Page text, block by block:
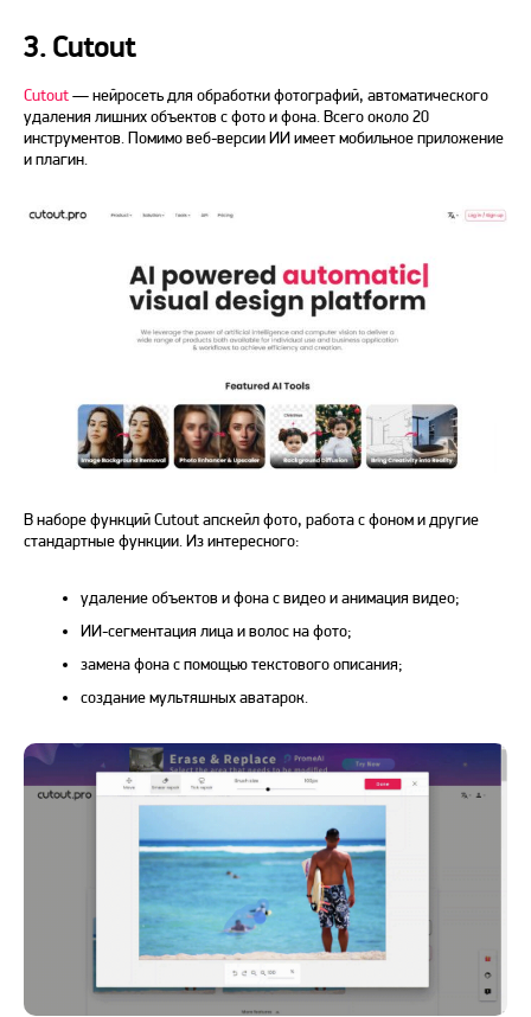
3. Cutout
Cutout— нейросеть для обработки фотографий, автоматического
удаления лишних объектов с фото и фона. Всего около 20
инструментов. Помимо веб-версии ИИ имеет мобильное приложение
и плагин.
В наборе функций Cutout апскейл фото, работа с фоном и другие
стандартные функции. Из интересного:
удаление объектов и фона с видео и анимация видео;
ИИ-сегментация лица и волос на фото;
замена фона с помощью текстового описания;
создание мультяшных аватарок.